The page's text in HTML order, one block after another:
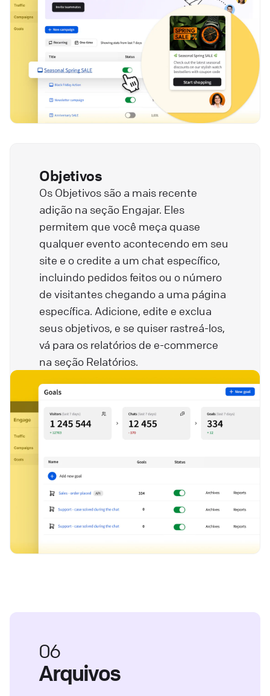
Objetivos
Os Objetivos são a mais recente
adição na seção Engajar. Eles
permitem que você meça quase
qualquer evento acontecendo em seu
site e o credite a um chat específico,
incluindo pedidos feitos ou o número
de visitantes chegando a uma página
específica. Adicione, edite e exclua
seus objetivos, e se quiser rastreá-los,
vá para os relatórios de e-commerce
na seção Relatórios.
Arquivos
06